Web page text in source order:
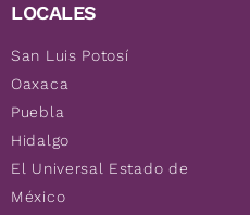
LOCALES
San Luis Potosí
Oaxaca
Puebla
Hidalgo
El Universal Estado de
México